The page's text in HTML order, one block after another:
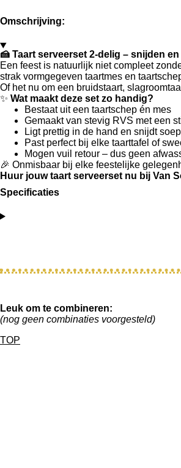
Omschrijving:
🍰 Taart serveerset 2-delig – snijden
Een feest is natuurlijk niet compleet
strak vormgegeven taartmes en
Of het nu om een bruidstaart,
✨ Wat maakt deze set zo handig?
Bestaat uit een taartschep én mes
Gemaakt van stevig RVS met een
Ligt prettig in de hand en snijdt
Past perfect bij elke taarttafel of
Mogen vuil retour – dus geen
🎉 Onmisbaar bij elke feestelijke
Huur jouw taart serveerset nu bij Van
Specificaties
Leuk om te combineren:
(nog geen combinaties voorgesteld)
TOP